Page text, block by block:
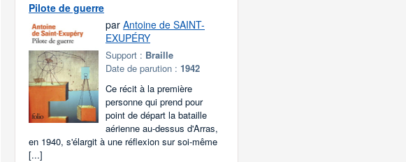
Pilote de guerre
parAntoine de SAINT-
EXUPÉRY
Support : Braille
Date de parution : 1942
Ce récit à la première
personne qui prend pour
point de départ la bataille
aérienne au-dessus d'Arras,
en 1940, s'élargit à une réflexion sur soi-même
[...]